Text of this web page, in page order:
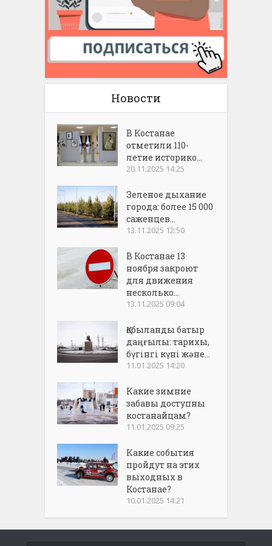
Новости
В Костанае
отметили 110-
летие историко...
20.11.2025 14:25
Зеленое дыхание
города: более 15 000
саженцев...
13.11.2025 12:50
В Костанае 13
ноября закроют
для движения
несколько...
13.11.2025 09:04
Қобыланды батыр
даңғылы: тарихы,
бүгінгі күні және...
11.01.2025 14:20
Какие зимние
забавы доступны
костанайцам?
11.01.2025 09:25
Какие события
пройдут на этих
выходных в
Костанае?
10.01.2025 14:21